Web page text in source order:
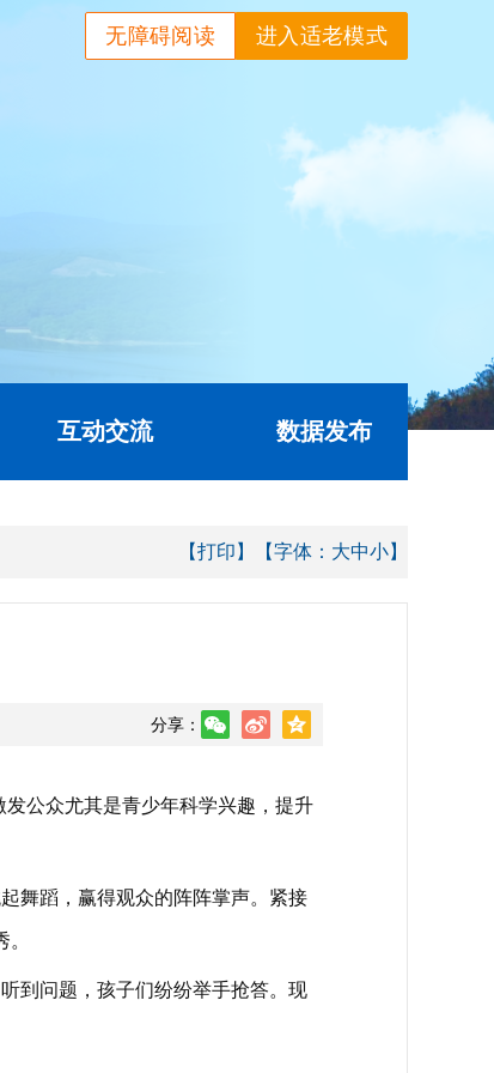
进入适老模式
无障碍阅读
互动交流 数据发布
【打印】 【字体： 大中小】
分享：
公众尤其是青少年科学兴趣，提升
舞蹈，赢得观众的阵阵掌声。紧接
到问题，孩子们纷纷举手抢答。现